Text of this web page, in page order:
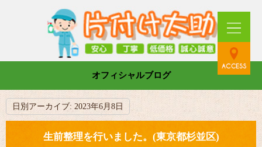
オフィシャルブログ
日別アーカイブ: 2023年6月8日
生前整理を行いました。(東京都杉並区)